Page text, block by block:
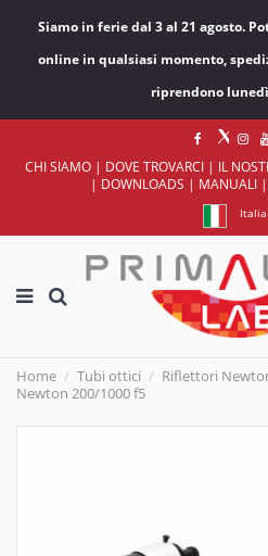
Siamo in ferie dal 3 al 21 agosto.
online in qualsiasi momento,
riprendono
CHI SIAMO| DOVE TROVARCI| IL
| DOWNLOADS | MANUALI|
Italia
Home Tubi ottici Riflettori
Newton 200/1000 f5